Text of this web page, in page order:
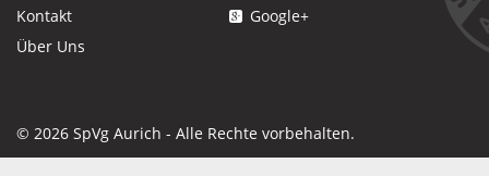
Kontakt
Über Uns
Google+
© 2026 SpVg Aurich - Alle Rechte vorbehalten.